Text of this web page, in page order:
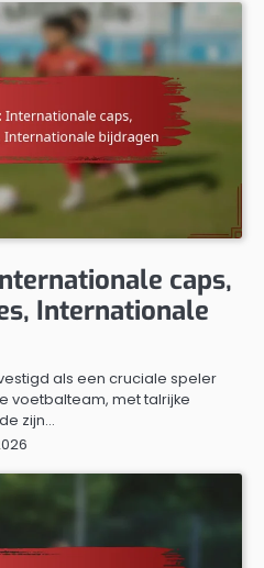
caps,
Internationale
als een cruciale speler
voetbalteam, met talrijke
zijn…